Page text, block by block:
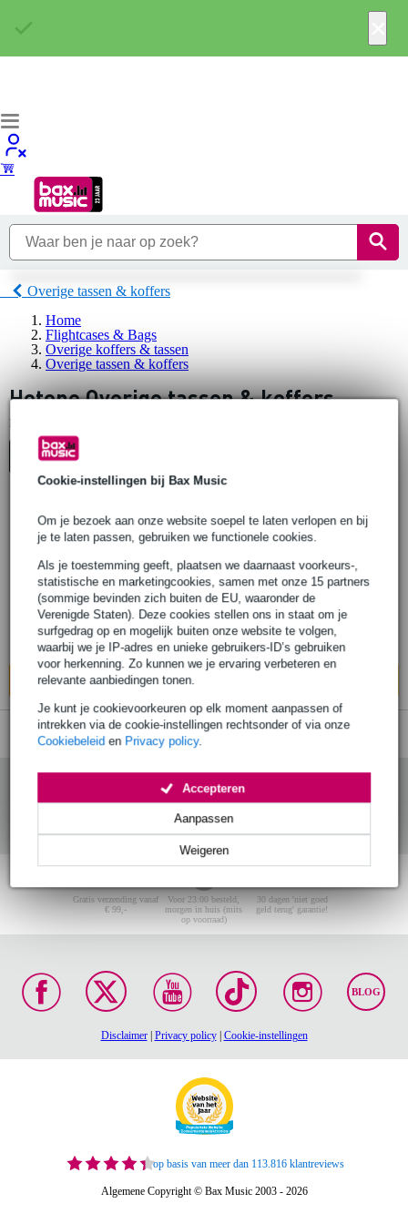
Cookie-instellingen bij Bax Music
Om je bezoek aan onze website soepel te laten verlopen en bij
je te laten passen, gebruiken we functionele cookies.
Als je toestemming geeft, plaatsen we daarnaast voorkeurs-,
statistische en marketingcookies, samen met onze 15 partners
(sommige bevinden zich buiten de EU, waaronder de
Verenigde Staten). Deze cookies stellen ons in staat om je
surfgedrag op en mogelijk buiten onze website te volgen,
waarbij we je IP-adres en unieke gebruikers-ID’s gebruiken
voor herkenning. Zo kunnen we je ervaring verbeteren en
relevante aanbiedingen tonen.
Je kunt je cookievoorkeuren op elk moment aanpassen of
intrekken via de cookie-instellingen rechtsonder of via onze
Cookiebeleid en Privacy policy.
Weigeren
Aanpassen
Accepteren
Overige tassen & koffers
Home
Flightcases & Bags
Overige koffers & tassen
Overige tassen & koffers
Hotone Overige tassen & koffers
Er is
Top-10
Hotone Ampero Gig Bag
€ 58,-
Op voorraad
Ook in1 winkelop voorraad
In mijn winkelwagen
Gratis verzending vanaf
€ 99,-
Voor 23:00 besteld,
morgen in huis (mits
op voorraad)
30 dagen 'niet goed
geld terug' garantie!
BLOG
Disclaimer| Privacy policy| Cookie-instellingen
op basis van meer dan 113.816 klantreviews
Algemene Copyright © Bax Music 2003 - 2026